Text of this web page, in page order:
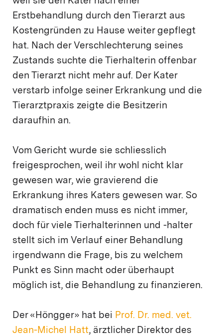
Erstbehandlung durch den Tierarzt aus
Kostengründen zu Hause weiter gepflegt
hat. Nach der Verschlechterung seines
Zustands suchte die Tierhalterin offenbar
den Tierarzt nicht mehr auf. Der Kater
verstarb infolge seiner Erkrankung und die
Tierarztpraxis zeigte die Besitzerin
daraufhin an.
Vom Gericht wurde sie schliesslich
freigesprochen, weil ihr wohl nicht klar
gewesen war, wie gravierend die
Erkrankung ihres Katers gewesen war. So
dramatisch enden muss es nicht immer,
doch für viele Tierhalterinnen und -halter
stellt sich im Verlauf einer Behandlung
irgendwann die Frage, bis zu welchem
Punkt es Sinn macht oder überhaupt
möglich ist, die Behandlung zu finanzieren.
Der «Höngger» hat bei Prof. Dr. med. vet.
Jean-Michel Hatt, ärztlicher Direktor des